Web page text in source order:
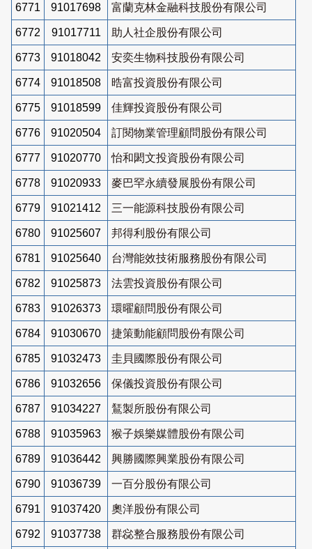
6771 91017698 富蘭克林金融科技股份有限公司
6772 91017711 助人社企股份有限公司
6773 91018042 安奕生物科技股份有限公司
6774 91018508 晧富投資股份有限公司
6775 91018599 佳輝投資股份有限公司
6776 91020504 訂閱物業管理顧問股份有限公司
6777 91020770 怡和閎文投資股份有限公司
6778 91020933 麥巴罕永續發展股份有限公司
6779 91021412 三一能源科技股份有限公司
6780 91025607 邦得利股份有限公司
6781 91025640 台灣能效技術服務股份有限公司
6782 91025873 法雲投資股份有限公司
6783 91026373 環曜顧問股份有限公司
6784 91030670 捷策動能顧問股份有限公司
6785 91032473 圭貝國際股份有限公司
6786 91032656 保儀投資股份有限公司
6787 91034227 鵟製所股份有限公司
6788 91035963 猴子娛樂媒體股份有限公司
6789 91036442 興勝國際興業股份有限公司
6790 91036739 一百分股份有限公司
6791 91037420 奧洋股份有限公司
6792 91037738 群惢整合服務股份有限公司